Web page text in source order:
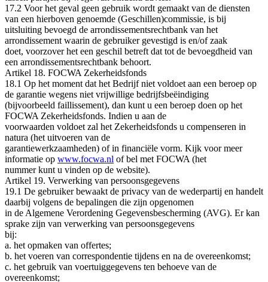
17.2 Voor het geval geen gebruik wordt gemaakt van de diensten
van een hierboven genoemde (Geschillen)commissie, is bij
uitsluiting bevoegd de arrondissementsrechtbank van het
arrondissement waarin de gebruiker gevestigd is en/of zaak
doet, voorzover het een geschil betreft dat tot de bevoegdheid van
een arrondissementsrechtbank behoort.
Artikel 18. FOCWA Zekerheidsfonds
18.1 Op het moment dat het Bedrijf niet voldoet aan een beroep op
de garantie wegens niet vrijwillige bedrijfsbeëindiging
(bijvoorbeeld faillissement), dan kunt u een beroep doen op het
FOCWA Zekerheidsfonds. Indien u aan de
voorwaarden voldoet zal het Zekerheidsfonds u compenseren in
natura (het uitvoeren van de
garantiewerkzaamheden) of in financiële vorm. Kijk voor meer
informatie op www.focwa.nl of bel met FOCWA (het
nummer kunt u vinden op de website).
Artikel 19. Verwerking van persoonsgegevens
19.1 De gebruiker bewaakt de privacy van de wederpartij en handelt
daarbij volgens de bepalingen die zijn opgenomen
in de Algemene Verordening Gegevensbescherming (AVG). Er kan
sprake zijn van verwerking van persoonsgegevens
bij:
a. het opmaken van offertes;
b. het voeren van correspondentie tijdens en na de overeenkomst;
c. het gebruik van voertuiggegevens ten behoeve van de
overeenkomst;